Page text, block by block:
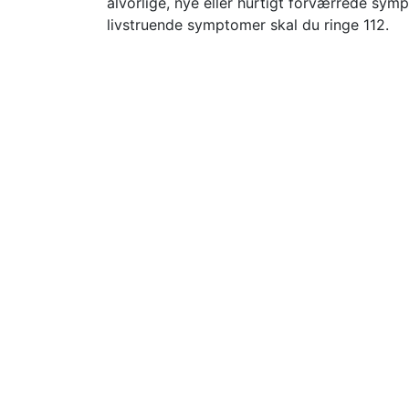
livstruende symptomer skal du ringe 112.